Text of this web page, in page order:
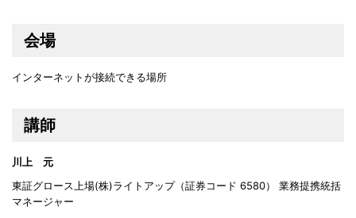
会場
インターネットが接続できる場所
講師
川上 元
東証グロース上場(株)ライトアップ（証券コード 6580） 業務提携統括
マネージャー